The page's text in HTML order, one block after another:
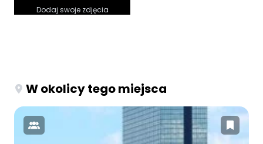
Dodaj swoje zdjęcia
W okolicy tego miejsca